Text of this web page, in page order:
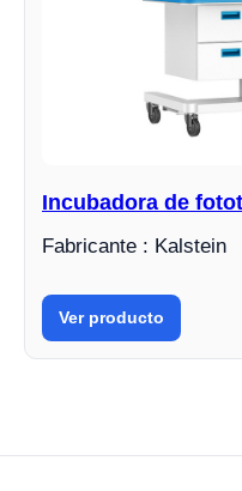
Incubadora de
Fabricante : Kalstein
Ver producto